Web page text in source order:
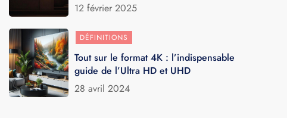
12 février 2025
DÉFINITIONS
Tout sur le format 4K : l’indispensable
guide de l’Ultra HD et UHD
28 avril 2024